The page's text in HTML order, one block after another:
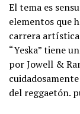
El tema es
elementos que
carrera artística
“Yeska” tiene
por Jowell &
del reggaetón.